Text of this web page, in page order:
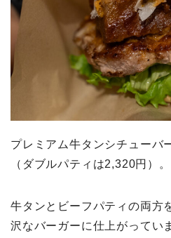
プレミアム牛タンシチューバ
（ダブルパティは2,320円）。
牛タンとビーフパティの両方
沢なバーガーに仕上がってい